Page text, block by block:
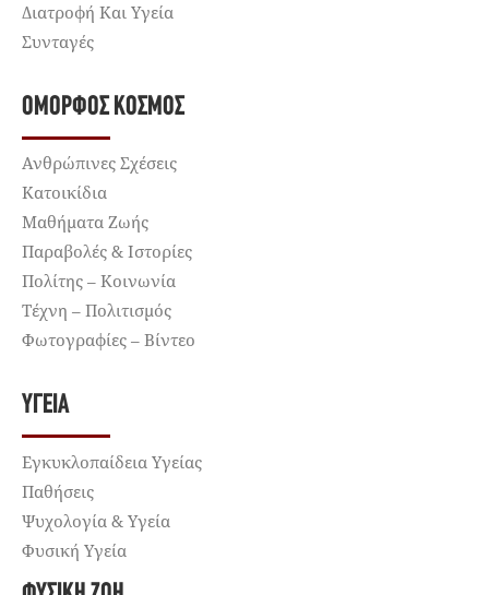
Διατροφή Και Υγεία
Συνταγές
ΌΜΟΡΦΟΣ ΚΌΣΜΟΣ
Ανθρώπινες Σχέσεις
Κατοικίδια
Μαθήματα Ζωής
Παραβολές & Ιστορίες
Πολίτης – Κοινωνία
Τέχνη – Πολιτισμός
Φωτογραφίες – Βίντεο
ΥΓΕΊΑ
Εγκυκλοπαίδεια Υγείας
Παθήσεις
Ψυχολογία & Υγεία
Φυσική Υγεία